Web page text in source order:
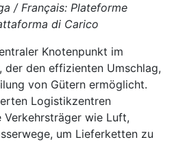
/ Français: Plateforme
di Carico
Knotenpunkt im
den effizienten Umschlag,
von Gütern ermöglicht.
Logistikzentren
wie Luft,
um Lieferketten zu